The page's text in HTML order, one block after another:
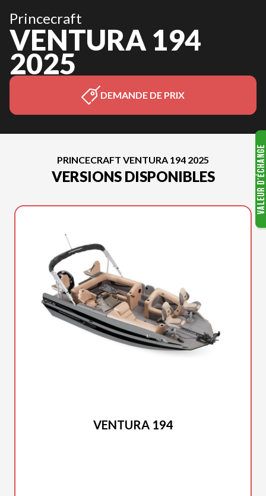
Princecraft
VENTURA 194
2025
DEMANDE DE PRIX
PRINCECRAFT VENTURA 194 2025
VERSIONS DISPONIBLES
VENTURA 194